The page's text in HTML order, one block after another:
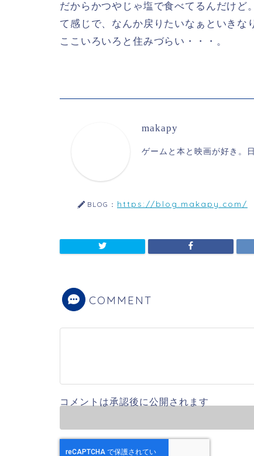
だからかつやじゃ塩で食べてるんだけど
て感じで、なんか戻りたいなぁといきな
ここいろいろと住みづらい・・・。
makapy
ゲームと本と映画が好き。
BLOG： https://blog.makapy.com/
COMMENT
コメントは承認後に公開されます